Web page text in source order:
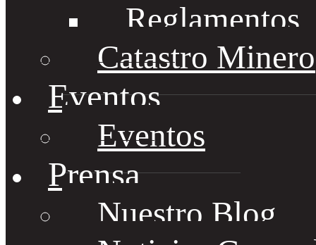
Reglamentos
Catastro Minero
Eventos
Eventos
Prensa
Nuestro Blog